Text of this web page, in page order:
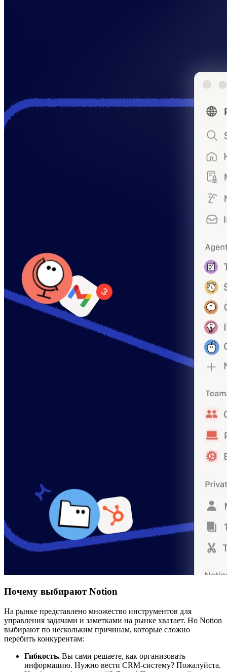
Почему выбирают Notion
На рынке представлено множество инструментов для
управления задачами и заметками на рынке хватает. Но Notion
выбирают по нескольким причинам, которые сложно
перебить конкурентам:
Гибкость. Вы сами решаете, как организовать
информацию. Нужно вести CRM-систему? Пожалуйста.